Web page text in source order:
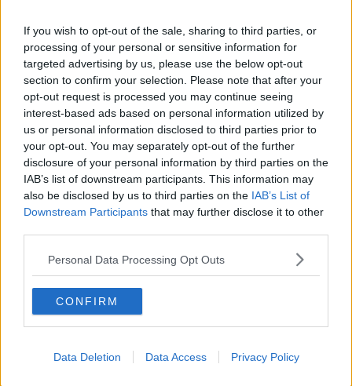
If you wish to opt-out of the sale, sharing to third parties, or
processing of your personal or sensitive information for
targeted advertising by us, please use the below opt-out
section to confirm your selection. Please note that after your
opt-out request is processed you may continue seeing
interest-based ads based on personal information utilized by
us or personal information disclosed to third parties prior to
your opt-out. You may separately opt-out of the further
disclosure of your personal information by third parties on the
IAB’s list of downstream participants. This information may
also be disclosed by us to third parties on the IAB’s List of
Downstream Participants that may further disclose it to other
Personal Data Processing Opt Outs
CONFIRM
Data Deletion Data Access Privacy Policy
Veglia
​“D” come delitto
Belle lettere
25 Aprile
Todo el bien, todo el mal
Silenzio
Le parole
​L’Australiana
Le stelle del jazz
Vita & morte
Auguri
Passanti
Continuando, la nonna e il carretto
Fiamme
Confessioni autoreferenziali
Utopie